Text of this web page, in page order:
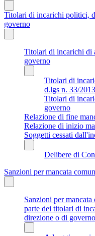
Titolari di incarichi politici,
governo
Titolari di incarichi di
governo
Titolari di
d.lgs n. 33/2013
Titolari di
governo
Relazione di fine
Relazione di inizio
Soggetti cessati
Delibere di
Sanzioni per mancata
Sanzioni per
parte dei titolari di
direzione o di governo